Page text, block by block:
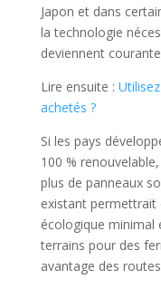
Japon et dans
la technologie
deviennent
Lire ensuite :
achetés ?
Si les pays
100 %
plus de panneaux
existant permettrait
écologique minimal
terrains pour des
avantage des